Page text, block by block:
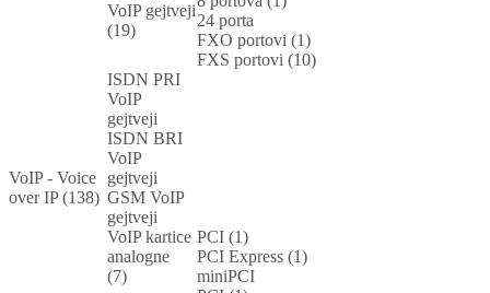
VoIP - Voice
over IP (138)
VoIP gejtveji
(19)
24 porta
FXO portovi (1)
FXS portovi (10)
ISDN PRI
VoIP
gejtveji
ISDN BRI
VoIP
gejtveji
GSM VoIP
gejtveji
VoIP kartice
analogne
(7)
PCI (1)
PCI Express (1)
miniPCI